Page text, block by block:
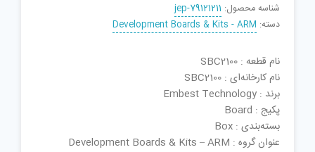
شناسه محصول: jep-79121211
دسته: Development Boards & Kits - ARM
نام قطعه : SBC2100
نام کارخانه‌ای : SBC2100
برند : Embest Technology
پکیج : Board
بسته‌بندی : Box
عنوان گروه : Development Boards & Kits – ARM